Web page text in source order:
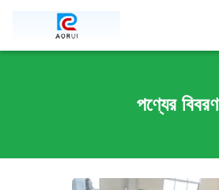
পণ্যের বিবরণ